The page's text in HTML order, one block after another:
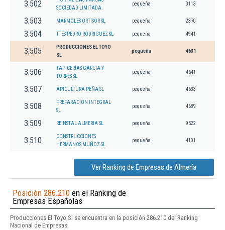
3.502
SOCIEDAD LIMITADA.
pequeña 0113
3.503 MARMOLES ORTISOR SL pequeña 2370
3.504 TTES PEDRO RODRIGUEZ SL pequeña 4941
3.505
PRODUCCIONES EL TOYO
SL
pequeña 4631
3.506
TAPICERIAS GARCIA Y
TORRES SL
pequeña 4641
3.507 APICULTURA PEÑA SL pequeña 4633
3.508
PREPARACION INTEGRAL
SL
pequeña 4689
3.509 REINSTAL ALMERIA SL pequeña 9522
3.510
CONSTRUCCIONES
HERMANOS MUÑOZ SL
pequeña 4101
Ver Ranking de Empresas de Almería
Posición 286.210 en el Ranking de
Empresas Españolas
Producciones El Toyo Sl se encuentra en la posición 286.210 del Ranking
Nacional de Empresas.